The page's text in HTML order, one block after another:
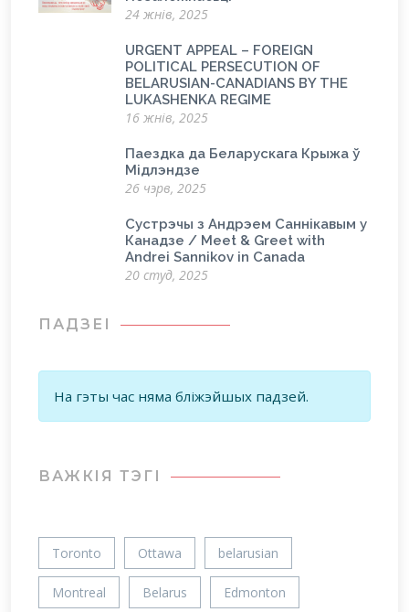
24 жнів, 2025
URGENT APPEAL – FOREIGN
POLITICAL PERSECUTION OF
BELARUSIAN-CANADIANS BY THE
LUKASHENKA REGIME
16 жнів, 2025
Паездка да Беларускага Крыжа ў
Мідлэндзе
26 чэрв, 2025
Сустрэчы з Андрэем Саннікавым у
Канадзе / Meet & Greet with
Andrei Sannikov in Canada
20 студ, 2025
ПАДЗЕІ
На гэты час няма бліжэйшых падзей.
ВАЖКIЯ ТЭГІ
Toronto Ottawa belarusian
Montreal Belarus Edmonton